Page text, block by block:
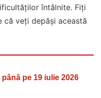
întâlnite. Fiți
că veți depăși această
pe 19 iulie 2026